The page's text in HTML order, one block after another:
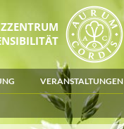
VERANSTALTUNGEN